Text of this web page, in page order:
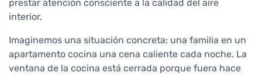
prestar atención consciente a la calidad del aire
interior.
Imaginemos una situación concreta: una familia en un
apartamento cocina una cena caliente cada noche. La
ventana de la cocina está cerrada porque fuera hace